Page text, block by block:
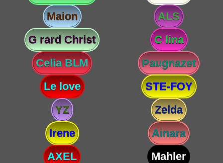
Maion
ALS
G rard Christ
C lina
Celia BLM
Paugnazet
Le love
STE-FOY
YZ
Zelda
Irene
Ainara
AXEL
Mahler